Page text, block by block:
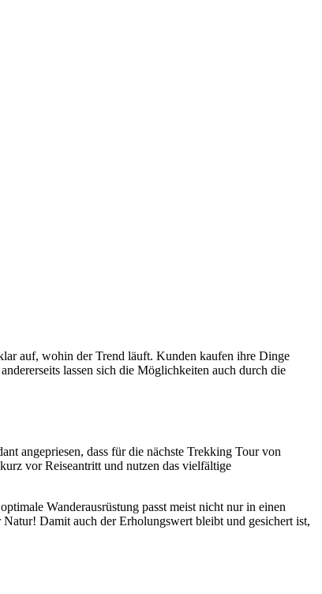
auf, wohin der Trend läuft. Kunden kaufen ihre Dinge
lassen sich die Möglichkeiten auch durch die
angepriesen, dass für die nächste Trekking Tour von
vor Reiseantritt und nutzen das vielfältige
Wanderausrüstung passt meist nicht nur in einen
Natur! Damit auch der Erholungswert bleibt und gesichert ist,